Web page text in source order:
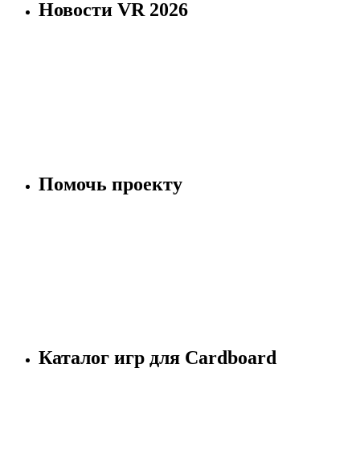
Новости VR 2026
Помочь проекту
Каталог игр для Cardboard